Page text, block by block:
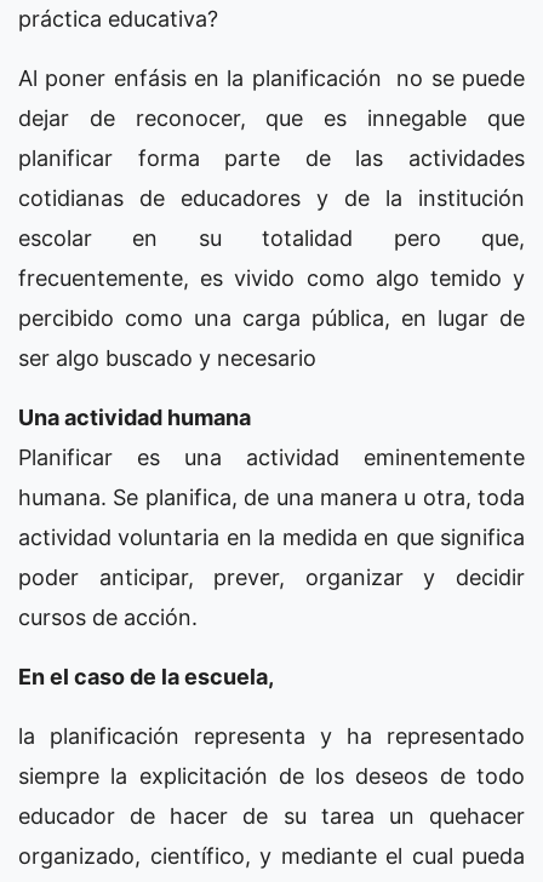
práctica educativa?
Al poner enfásis en la planificación no se puede
dejar de reconocer, que es innegable que
planificar forma parte de las actividades
cotidianas de educadores y de la institución
escolar en su totalidad pero que,
frecuentemente, es vivido como algo temido y
percibido como una carga pública, en lugar de
ser algo buscado y necesario
Una actividad humana
Planificar es una actividad eminentemente
humana. Se planifica, de una manera u otra, toda
actividad voluntaria en la medida en que significa
poder anticipar, prever, organizar y decidir
cursos de acción.
En el caso de la escuela,
la planificación representa y ha representado
siempre la explicitación de los deseos de todo
educador de hacer de su tarea un quehacer
organizado, científico, y mediante el cual pueda